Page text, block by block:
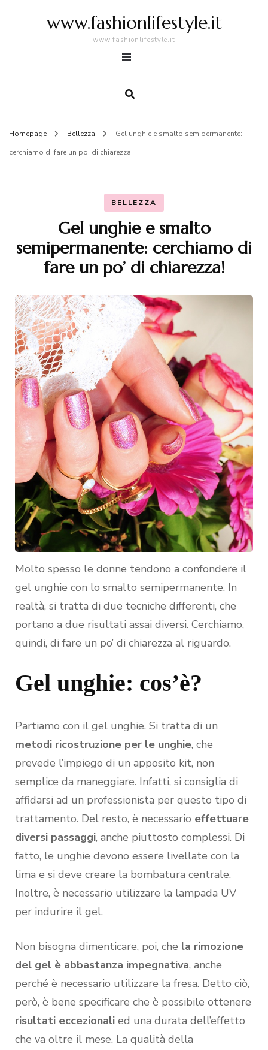
www.fashionlifestyle.it
www.fashionlifestyle.it
Homepage Bellezza
Gel unghie e smalto semipermanente:
cerchiamo di fare un po’ di chiarezza!
BELLEZZA
Gel unghie e smalto
semipermanente: cerchiamo di
fare un po’ di chiarezza!
Molto spesso le donne tendono a confondere il
gel unghie con lo smalto semipermanente. In
realtà, si tratta di due tecniche differenti, che
portano a due risultati assai diversi. Cerchiamo,
quindi, di fare un po’ di chiarezza al riguardo.
Gel unghie: cos’è?
Partiamo con il gel unghie. Si tratta di un
metodi ricostruzione per le unghie, che
prevede l’impiego di un apposito kit, non
semplice da maneggiare. Infatti, si consiglia di
affidarsi ad un professionista per questo tipo di
trattamento. Del resto, è necessario effettuare
diversi passaggi, anche piuttosto complessi. Di
fatto, le unghie devono essere livellate con la
lima e si deve creare la bombatura centrale.
Inoltre, è necessario utilizzare la lampada UV
per indurire il gel.
Non bisogna dimenticare, poi, che la rimozione
del gel è abbastanza impegnativa, anche
perché è necessario utilizzare la fresa. Detto ciò,
però, è bene specificare che è possibile ottenere
risultati eccezionali ed una durata dell’effetto
che va oltre il mese. La qualità della